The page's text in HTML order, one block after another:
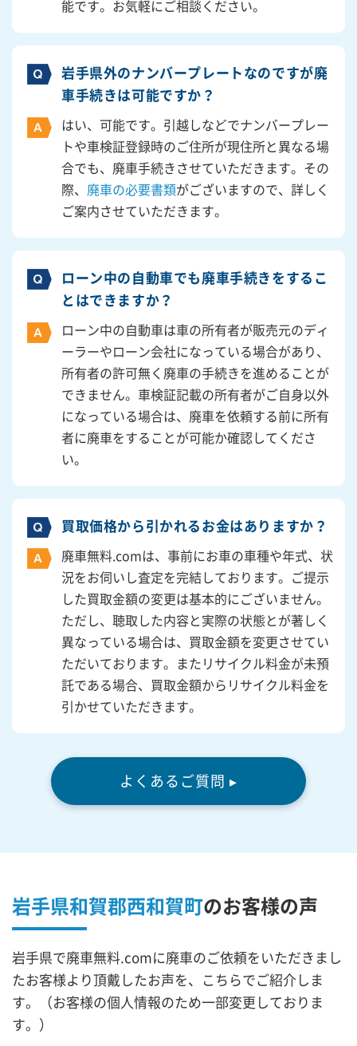
能です。お気軽にご相談ください。
岩手県外のナンバープレートなのですが廃
車手続きは可能ですか？
はい、可能です。引越しなどでナンバープレー
トや車検証登録時のご住所が現住所と異なる場
合でも、廃車手続きさせていただきます。その
際、 廃車の必要書類がございますので、詳しく
ご案内させていただきます。
ローン中の自動車でも廃車手続きをするこ
とはできますか？
ローン中の自動車は車の所有者が販売元のディ
ーラーやローン会社になっている場合があり、
所有者の許可無く廃車の手続きを進めることが
できません。車検証記載の所有者がご自身以外
になっている場合は、廃車を依頼する前に所有
者に廃車をすることが可能か確認してくださ
い。
買取価格から引かれるお金はありますか？
廃車無料.comは、事前にお車の車種や年式、状
況をお伺いし査定を完結しております。ご提示
した買取金額の変更は基本的にございません。
ただし、聴取した内容と実際の状態とが著しく
異なっている場合は、買取金額を変更させてい
ただいております。またリサイクル料金が未預
託である場合、買取金額からリサイクル料金を
引かせていただきます。
よくあるご質問 ▸
岩手県和賀郡西和賀町のお客様の声
岩手県で廃車無料.comに廃車のご依頼をいただきまし
たお客様より頂戴したお声を、こちらでご紹介しま
す。（お客様の個人情報のため一部変更しておりま
す。）